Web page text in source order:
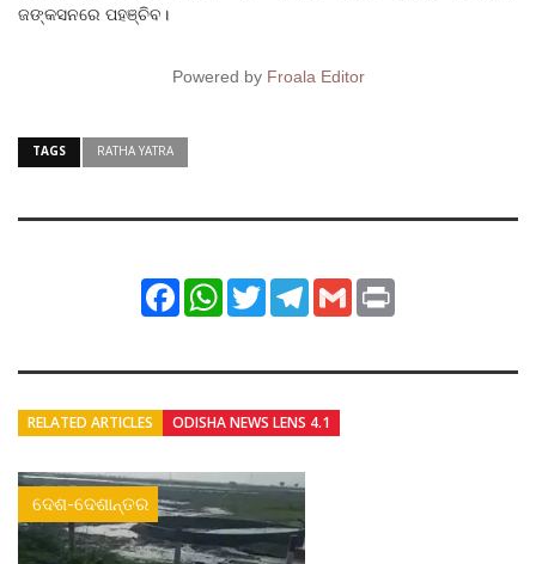
ଜଙ୍କସନରେ ପହଞ୍ଚିବ।
Powered by Froala Editor
TAGS RATHA YATRA
FacebookWhatsApp
TwitterTelegram
Gmail
RELATED ARTICLES ODISHA NEWS LENS 4.1
ଦେଶ-ଦେଶାନ୍ତର